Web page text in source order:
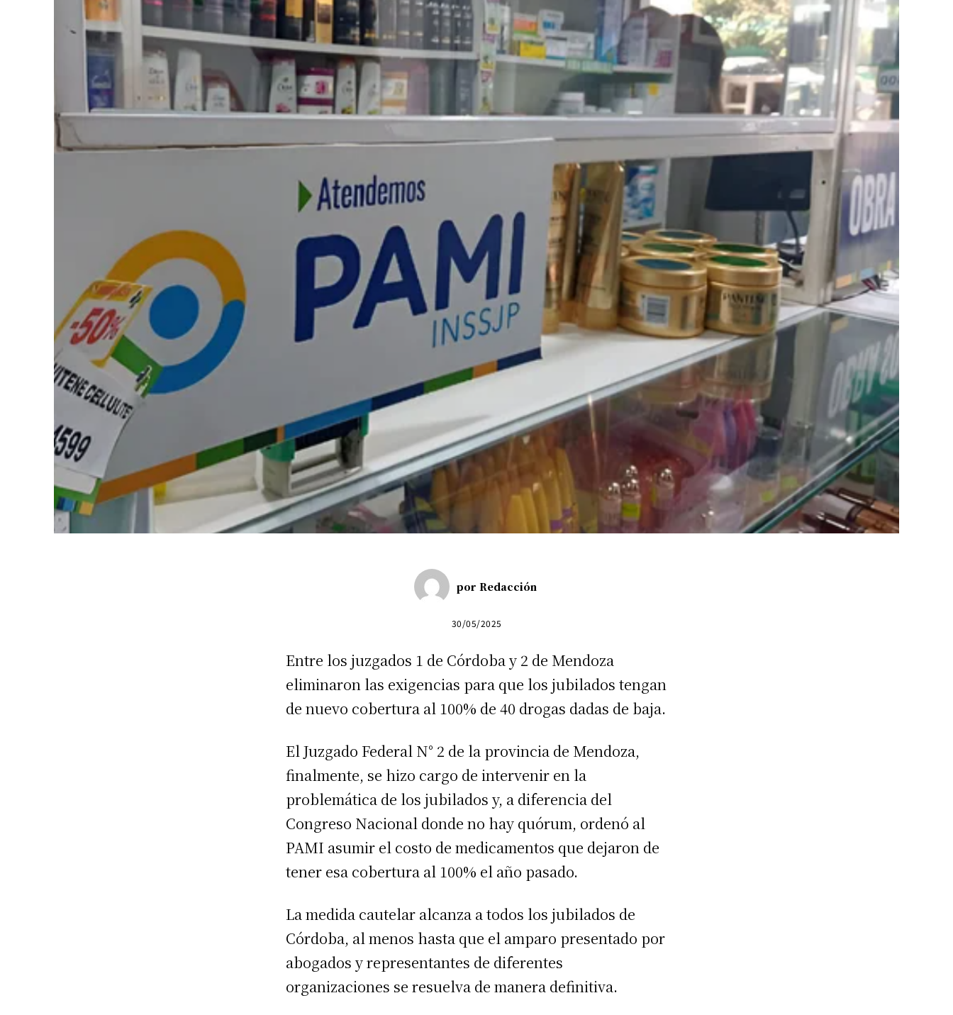
por Redacción
30/05/2025
Entre los juzgados 1 de Córdoba y 2 de Mendoza
eliminaron las exigencias para que los jubilados tengan
de nuevo cobertura al 100% de 40 drogas dadas de baja.
El Juzgado Federal N° 2 de la provincia de Mendoza,
finalmente, se hizo cargo de intervenir en la
problemática de los jubilados y, a diferencia del
Congreso Nacional donde no hay quórum, ordenó al
PAMI asumir el costo de medicamentos que dejaron de
tener esa cobertura al 100% el año pasado.
La medida cautelar alcanza a todos los jubilados de
Córdoba, al menos hasta que el amparo presentado por
abogados y representantes de diferentes
organizaciones se resuelva de manera definitiva.